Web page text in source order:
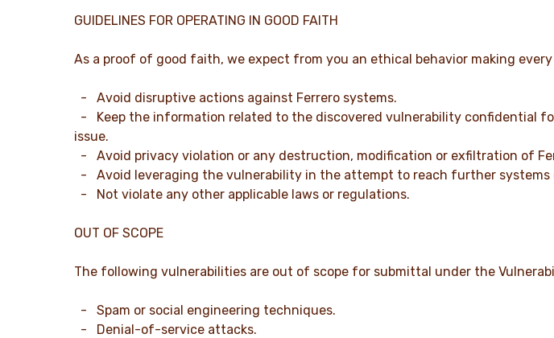
GUIDELINES FOR OPERATING IN GOOD FAITH
As a proof of good faith, we expect from you an ethical behavior making
- Avoid disruptive actions against Ferrero systems.
- Keep the information related to the discovered vulnerability confidential
issue.
- Avoid privacy violation or any destruction, modification or exfiltration of
- Avoid leveraging the vulnerability in the attempt to reach further systems
- Not violate any other applicable laws or regulations.
OUT OF SCOPE
The following vulnerabilities are out of scope for submittal under the
- Spam or social engineering techniques.
- Denial-of-service attacks.